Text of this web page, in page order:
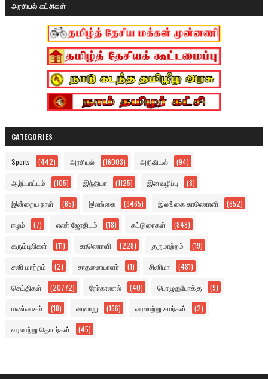
அரசியல் கட்சிகள்
CATEGORIES
Sports (442) அரசியல் (16003) அறிவியல் (94)
ஆர்ப்பாட்டம் (105) இந்தியா (1125) இனவழிப்பு (8)
இன்றைய நாள் (65) இலங்கை (9465) இலங்கை காணொளி (652)
ஈழம் (7) எண் ஜோதிடம் (18) கட்டுரைகள் (848)
கரும்புலிகள் (11) காணொளி (228) குருமாற்றம் (19)
சனி மாற்றம் (2) சாதனையாளர் (1) சினிமா (481)
செய்திகள் (20772) நேர்காணல் (40) பொழுதுபோக்கு (9)
மண்வாசம் (18) வரலாறு (166) வரலாற்று சமர்கள் (2)
வரலாற்று தொடர்கள் (45)